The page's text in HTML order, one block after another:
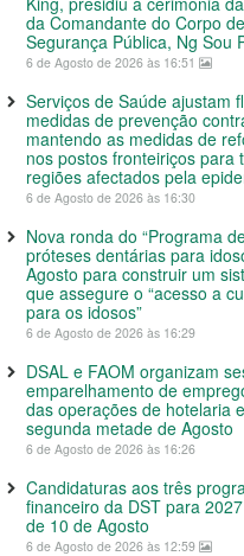
da Comandante do Corpo
Segurança Pública, Ng Sou
6 de Agosto de 2026 às 16:51
Serviços de Saúde ajustam
medidas de prevenção
mantendo as medidas de
nos postos fronteiriços para
regiões afectados pela
6 de Agosto de 2026 às 16:30
Nova ronda do “Programa
próteses dentárias para
Agosto para construir um
que assegure o “acesso a
para os idosos”
6 de Agosto de 2026 às 16:29
DSAL e FAOM organizam
emparelhamento de
das operações de hotelaria
segunda metade de Agosto
6 de Agosto de 2026 às 16:26
Candidaturas aos três
financeiro da DST para
de 10 de Agosto
6 de Agosto de 2026 às 12:59